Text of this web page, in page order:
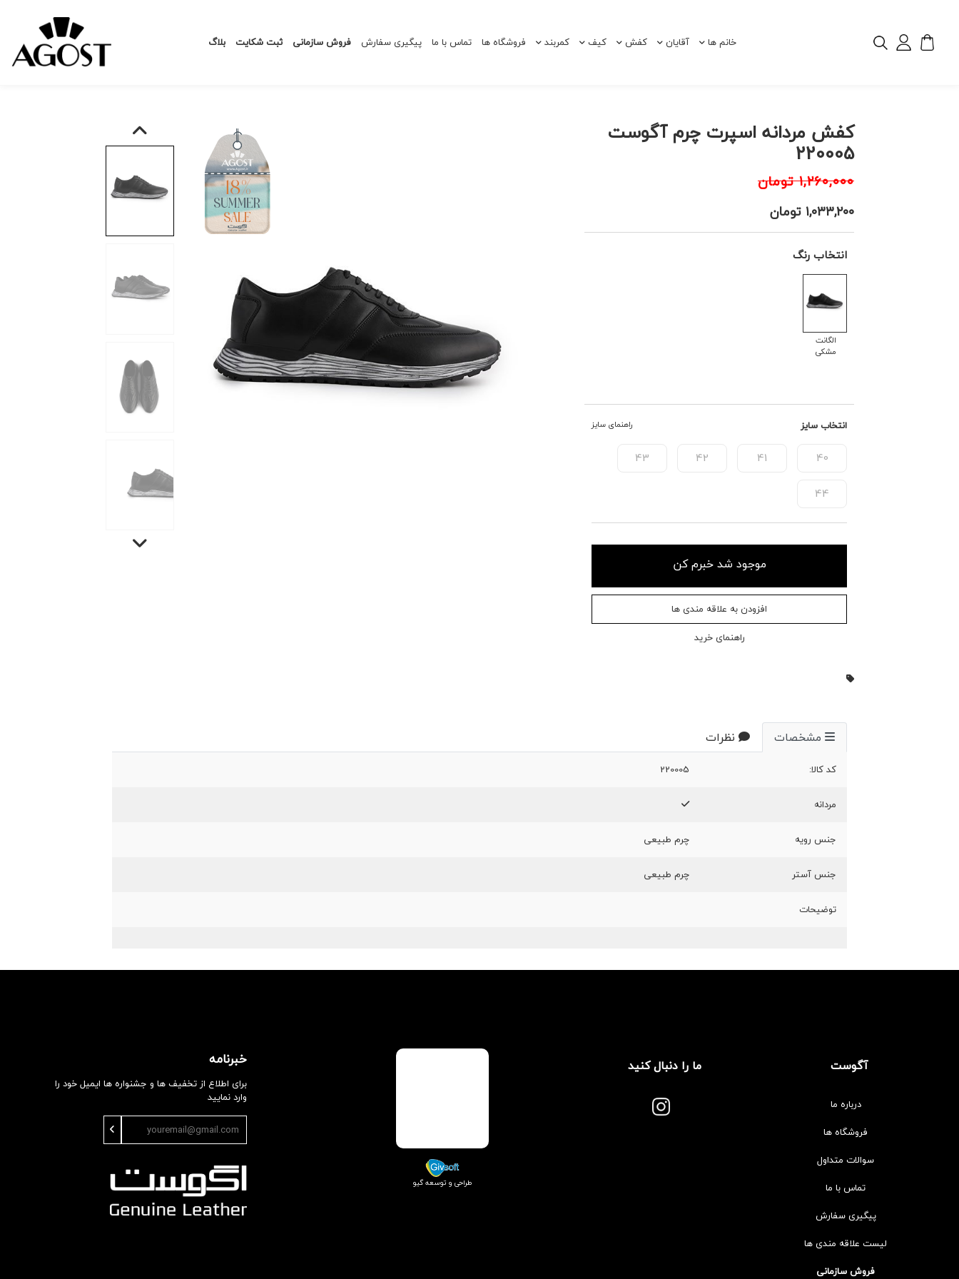
خانم ها آقایان کفش کیف کمربند فروشگاه ها تماس با ما پیگیری سفارش فروش سازمانی ثبت شکایت بلاگ
کفش مردانه اسپرت چرم آگوست
220005
۱,۲۶۰,۰۰۰ تومان
۱,۰۳۳,۲۰۰ تومان
انتخاب رنگ
الگانت
مشکی
انتخاب سایز راهنمای سایز
40
41
42
43
44
موجود شد خبرم کن
افزودن به علاقه مندی ها
راهنمای خرید
مشخصات نظرات
کد کالا: 220005
مردانه
جنس رویه چرم طبیعی
جنس آستر چرم طبیعی
توضیحات
آگوست
درباره ما
فروشگاه ها
سوالات متداول
تماس با ما
پیگیری سفارش
لیست علاقه مندی ها
فروش سازمانی
ما را دنبال کنید
طراحی و توسعه گیو
خبرنامه
برای اطلاع از تخفیف ها و جشنواره ها ایمیل خود را
وارد نمایید